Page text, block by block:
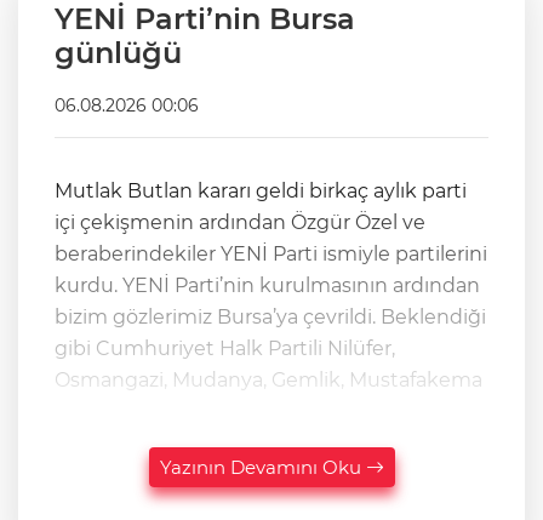
YENİ Parti’nin Bursa
günlüğü
06.08.2026 00:06
Mutlak Butlan kararı geldi birkaç aylık parti
içi çekişmenin ardından Özgür Özel ve
beraberindekiler YENİ Parti ismiyle partilerini
kurdu. YENİ Parti’nin kurulmasının ardından
bizim gözlerimiz Bursa’ya çevrildi. Beklendiği
gibi Cumhuriyet Halk Partili Nilüfer,
Osmangazi, Mudanya, Gemlik, Mustafakema
Yazının Devamını Oku